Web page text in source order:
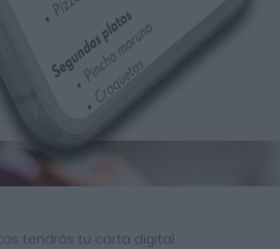
tendrás tu carta digital.